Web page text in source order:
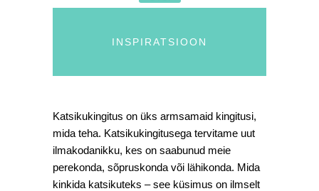
INSPIRATSIOON
Katsikukingitus on üks armsamaid kingitusi,
mida teha. Katsikukingitusega tervitame uut
ilmakodanikku, kes on saabunud meie
perekonda, sõpruskonda või lähikonda. Mida
kinkida katsikuteks – see küsimus on ilmselt